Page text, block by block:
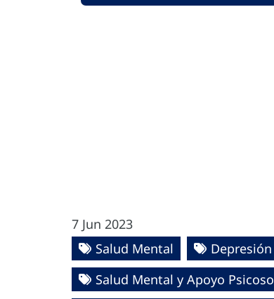
7 Jun 2023
Salud Mental
Depresión
Salud Mental y Apoyo